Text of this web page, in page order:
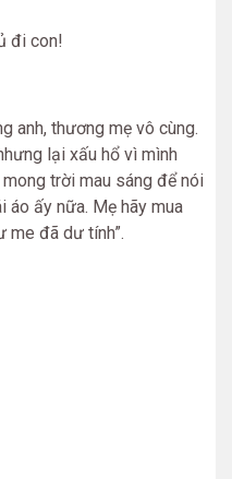
đi con!
anh, thương mẹ vô cùng.
lại xấu hổ vì mình
trời mau sáng để nói
áo ấy nữa. Mẹ hãy mua
me đã dư tính”.